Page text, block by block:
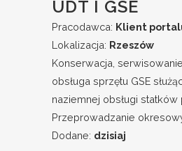
UDT I GSE
Pracodawca: Klient
Lokalizacja: Rzeszów
Konserwacja,
obsługa sprzętu GSE
naziemnej obsługi statków
Przeprowadzanie
Dodane: dzisiaj